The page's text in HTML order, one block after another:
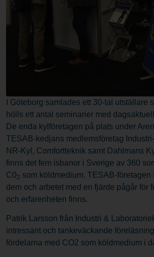
I Göteborg samlades ett 30-tal utställare
hölls ett antal seminarier med
De enda kylföretagen på plats under
TESAB-kedjans medlemsföretag
NR-Kyl, Comfortteknik samt Dahlmans
finns det fem isbanor i Sverige av 360
C02 som köldmedium. TESAB-företagen
dem och arbetet med en fjärde pågår för
och erfarenheten finns.
Patrik Larsson från Industri &
intressant och tankeväckande
fördelarna med CO2 som köldmedium i